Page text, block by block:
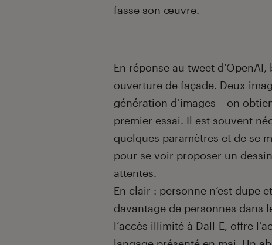
fasse son œuvre.
En réponse au tweet
ouverture de façade. Deux
génération d’images – on
premier essai. Il est souvent
quelques paramètres et de se
pour se voir proposer un
attentes.
En clair : personne n’est dupe
davantage de personnes dans
l’accès illimité à Dall-E, offre